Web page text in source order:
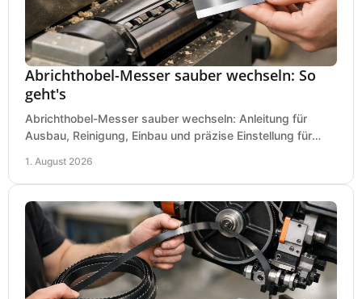
Abrichthobel-Messer sauber wechseln: So
geht's
Abrichthobel-Messer sauber wechseln: Anleitung für
Ausbau, Reinigung, Einbau und präzise Einstellung für
1. August 2026